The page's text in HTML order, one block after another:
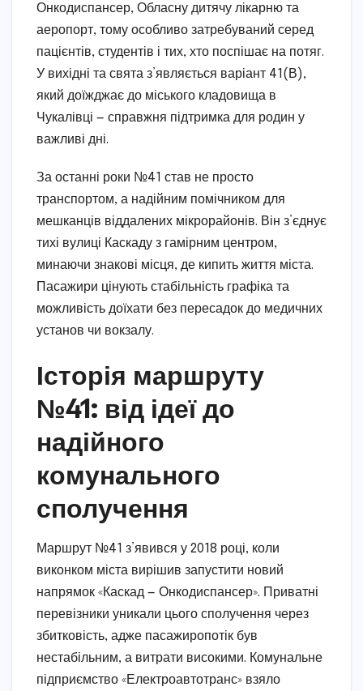
Онкодиспансер, Обласну дитячу лікарню та
аеропорт, тому особливо затребуваний серед
пацієнтів, студентів і тих, хто поспішає на потяг.
У вихідні та свята з’являється варіант 41(В),
який доїжджає до міського кладовища в
Чукалівці — справжня підтримка для родин у
важливі дні.
За останні роки №41 став не просто
транспортом, а надійним помічником для
мешканців віддалених мікрорайонів. Він з’єднує
тихі вулиці Каскаду з гамірним центром,
минаючи знакові місця, де кипить життя міста.
Пасажири цінують стабільність графіка та
можливість доїхати без пересадок до медичних
установ чи вокзалу.
Історія маршруту
№41: від ідеї до
надійного
комунального
сполучення
Маршрут №41 з’явився у 2018 році, коли
виконком міста вирішив запустити новий
напрямок «Каскад — Онкодиспансер». Приватні
перевізники уникали цього сполучення через
збитковість, адже пасажиропотік був
нестабільним, а витрати високими. Комунальне
підприємство «Електроавтотранс» взяло